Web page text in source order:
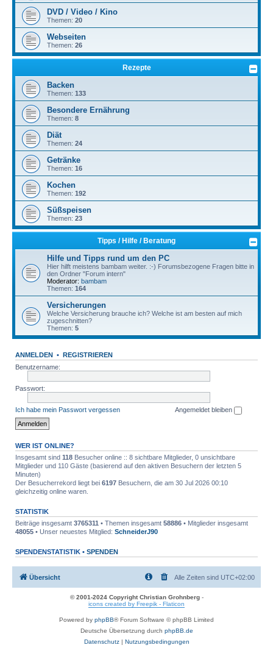
DVD / Video / Kino
Themen: 20
Webseiten
Themen: 26
Rezepte
Backen
Themen: 133
Besondere Ernährung
Themen: 8
Diät
Themen: 24
Getränke
Themen: 16
Kochen
Themen: 192
Süßspeisen
Themen: 23
Tipps / Hilfe / Beratung
Hilfe und Tipps rund um den PC
Hier hilft meistens bambam weiter. :-) Forumsbezogene Fragen bitte in
den Ordner "Forum intern"
Moderator: bambam
Themen: 164
Versicherungen
Welche Versicherung brauche ich? Welche ist am besten auf mich
zugeschnitten?
Themen: 5
ANMELDEN • REGISTRIEREN
Benutzername:
Passwort:
Ich habe mein Passwort vergessen Angemeldet bleiben
WER IST ONLINE?
Insgesamt sind 118 Besucher online :: 8 sichtbare Mitglieder, 0 unsichtbare
Mitglieder und 110 Gäste (basierend auf den aktiven Besuchern der letzten 5
Minuten)
Der Besucherrekord liegt bei 6197 Besuchern, die am 30 Jul 2026 00:10
gleichzeitig online waren.
STATISTIK
Beiträge insgesamt 3765311 • Themen insgesamt 58886 • Mitglieder insgesamt
48055 • Unser neuestes Mitglied: SchneiderJ90
SPENDENSTATISTIK • SPENDEN
Übersicht Alle Zeiten sind UTC+02:00
© 2001-2024 Copyright Christian Grohnberg-
icons created by Freepik - Flaticon
Powered by phpBB® Forum Software © phpBB Limited
Deutsche Übersetzung durch phpBB.de
Datenschutz| Nutzungsbedingungen